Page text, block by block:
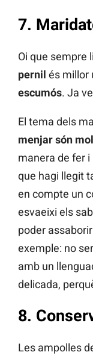
7.
Oi que sempre
pernil és millor
escumós. Ja
El tema dels
menjar són
manera de fer
que hagi llegit
en compte un
esvaeixi els
poder
exemple: no
amb un
delicada,
8.
Les ampolles